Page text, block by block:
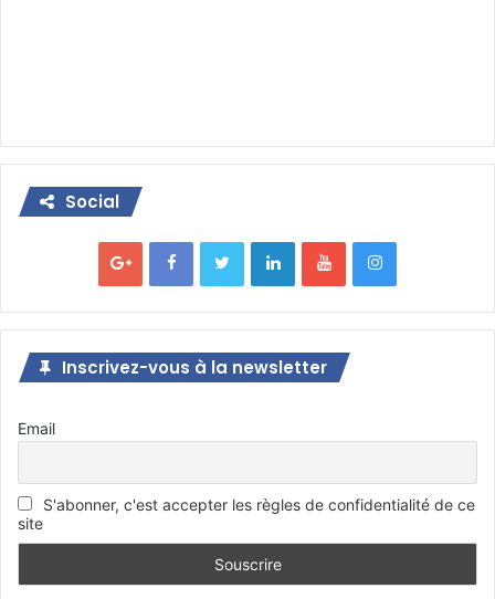
Social
Inscrivez-vous à la newsletter
Email
S'abonner, c'est accepter les règles de confidentialité de ce
site